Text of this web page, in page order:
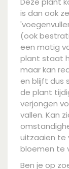
is dan ook
(ook
een matig
plant staat
maar kan
en blijft dus
de plant
verjongen
vallen. Kan
uitzaaien te
bloemen te
Ben je op